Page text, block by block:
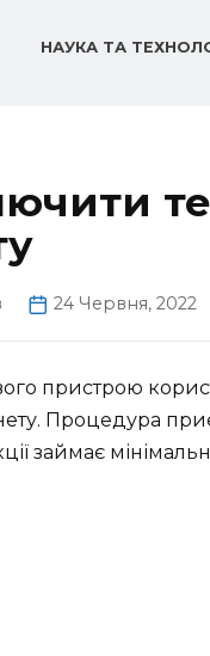
НАУКА ТА
24 Червня, 2022
пристрою
Процедура
займає